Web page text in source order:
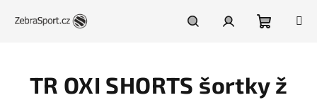
košík
TR OXI SHORTS šortky ž